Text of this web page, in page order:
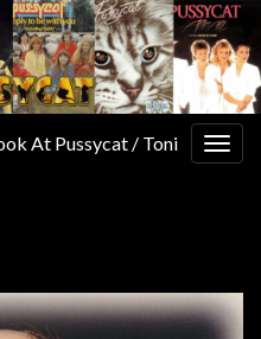
At Pussycat / Toni